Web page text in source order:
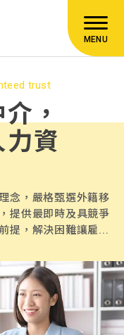
MENU
trust
，
資
念，嚴格甄選外籍移
提供最即時及具競爭
提，解決困難讓雇...